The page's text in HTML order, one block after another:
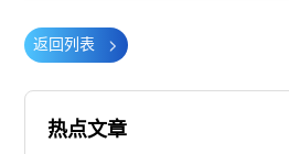
返回列表
热点文章